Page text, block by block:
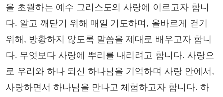
을 초월하는 예수 그리스도의 사랑에 이르고자 합니
다. 알고 깨닫기 위해 매일 기도하며, 올바르게 걷기
위해, 방황하지 않도록 말씀을 제대로 배우고자 합니
다. 무엇보다 사랑에 뿌리를 내리려고 합니다. 사랑으
로 우리와 하나 되신 하나님을 기억하며 사랑 안에서,
사랑하면서 하나님을 만나고 체험하고자 합니다. 하